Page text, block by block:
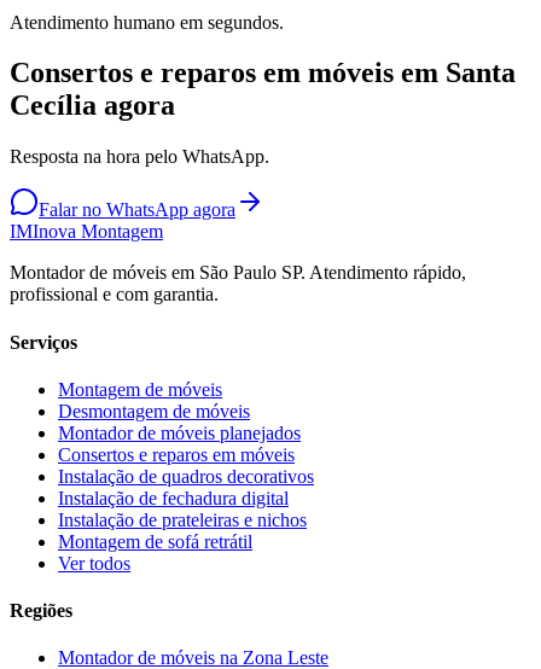
Atendimento humano em segundos.
Consertos e reparos em móveis em Santa
Cecília agora
Resposta na hora pelo WhatsApp.
Falar no WhatsApp agora
IMInova Montagem
Montador de móveis em São Paulo SP. Atendimento rápido,
profissional e com garantia.
Serviços
Montagem de móveis
Desmontagem de móveis
Montador de móveis planejados
Consertos e reparos em móveis
Instalação de quadros decorativos
Instalação de fechadura digital
Instalação de prateleiras e nichos
Montagem de sofá retrátil
Ver todos
Regiões
Montador de móveis na Zona Leste